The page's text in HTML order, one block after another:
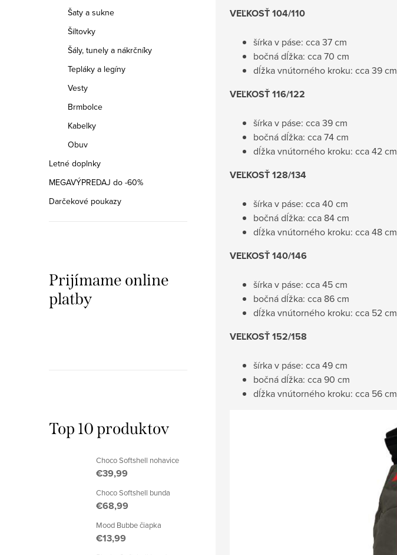
Šaty a sukne
Šiltovky
Šály, tunely a nákrčníky
Tepláky a legíny
Vesty
Brmbolce
Kabelky
Obuv
Letné doplnky
MEGAVÝPREDAJ do -60%
Darčekové poukazy
Prijímame online
platby
Top 10 produktov
Choco Softshell nohavice
€39,99
Choco Softshell bunda
€68,99
Mood Bubbe čiapka
€13,99
VEĽKOSŤ 104/110
šírka v páse: cca 37 cm
bočná dĺžka: cca 70 cm
dĺžka vnútorného kroku: cca 39 cm
VEĽKOSŤ 116/122
šírka v páse: cca 39 cm
bočná dĺžka: cca 74 cm
dĺžka vnútorného kroku: cca 42 cm
VEĽKOSŤ 128/134
šírka v páse: cca 40 cm
bočná dĺžka: cca 84 cm
dĺžka vnútorného kroku: cca 48 cm
VEĽKOSŤ 140/146
šírka v páse: cca 45 cm
bočná dĺžka: cca 86 cm
dĺžka vnútorného kroku: cca 52 cm
VEĽKOSŤ 152/158
šírka v páse: cca 49 cm
bočná dĺžka: cca 90 cm
dĺžka vnútorného kroku: cca 56 cm